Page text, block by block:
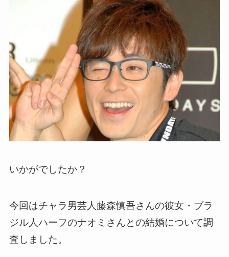
いかがでしたか？
今回はチャラ男芸人藤森慎吾さんの彼女・ブラ
ジル人ハーフのナオミさんとの結婚について調
査しました。